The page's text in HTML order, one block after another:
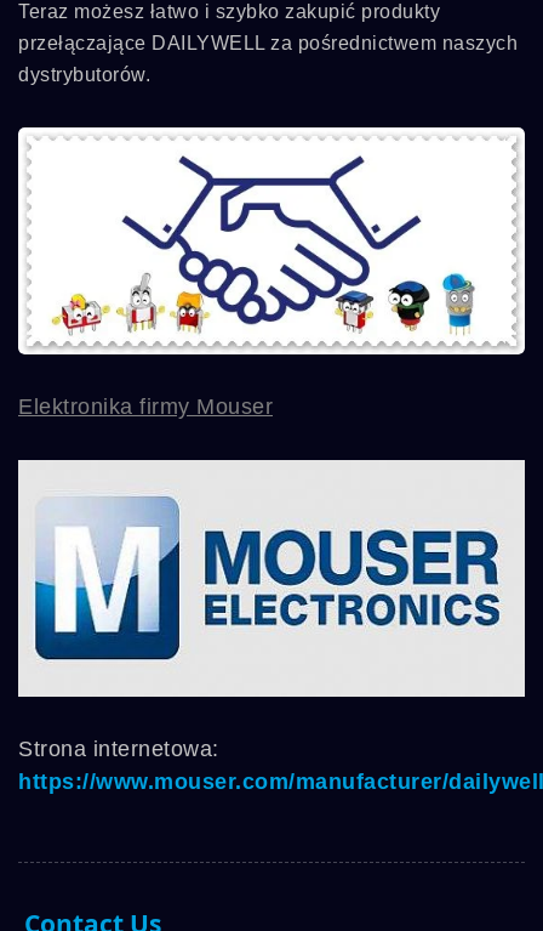
Teraz możesz łatwo i szybko zakupić produkty
przełączające DAILYWELL za pośrednictwem naszych
dystrybutorów.
Elektronika firmy Mouser
Strona internetowa:
https://www.mouser.com/manufacturer/